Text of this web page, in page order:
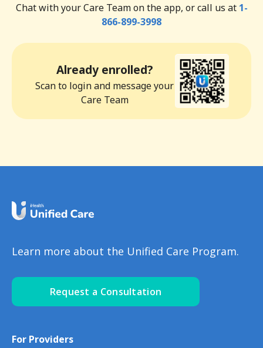
Chat with your Care Team on the app, or call us at 1-
866-899-3998
Already enrolled?
Scan to login and message your
Care Team
Learn more about the Unified Care Program.
Request a Consultation
For Providers